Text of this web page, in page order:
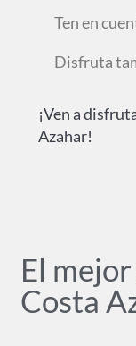
Ten en
Disfruta
¡Ven a
Azahar!
El
Costa